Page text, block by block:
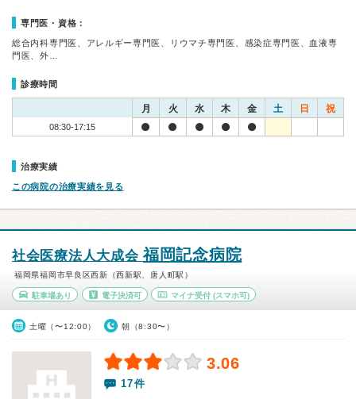
専門医・資格：
総合内科専門医、アレルギー専門医、リウマチ専門医、感染症専門医、血液専
門医、外…
診療時間
月 火 水 木 金 土 日 祝
08:30-17:15
治療実績
この病院の治療実績を見る
社会医療法人大成会福岡記念病院
福岡県福岡市早良区西新（西新駅、唐人町駅）
駐車場あり 電子決済可 マイナ受付 (スマホ可)
土曜（〜12:00） 朝（8:30〜）
3.06
17件